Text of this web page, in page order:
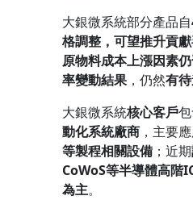
大銀微系統部分產品自
格調整，可望推升貢
原物料成本上漲因素
率變動結果，仍然有
大銀微系統核心客戶
動化系統廠商，主要應
等製程相關設備；近期
CoWoS等半導體高階
為主。